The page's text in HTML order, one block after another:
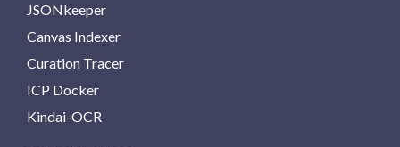
JSONkeeper
Canvas Indexer
Curation Tracer
ICP Docker
Kindai-OCR